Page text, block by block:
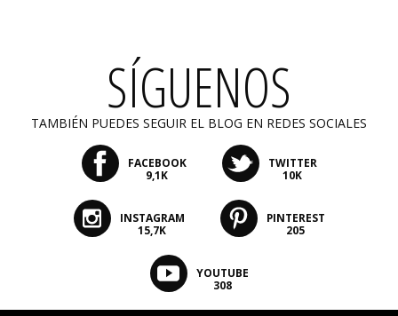
SÍGUENOS
TAMBIÉN PUEDES SEGUIR EL BLOG EN REDES SOCIALES
FACEBOOK
9,1K
TWITTER
10K
INSTAGRAM
15,7K
PINTEREST
205
YOUTUBE
308